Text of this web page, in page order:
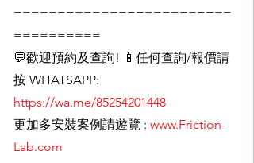
=========================
==========
💬歡迎預約及查詢! 📱任何查詢/報價請
按 WHATSAPP:
https://wa.me/85254201448
更加多安裝案例請遊覽 : www.Friction-
Lab.com